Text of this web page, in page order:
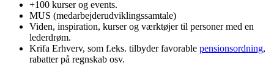
+100 kurser og events.
MUS (medarbejderudviklingssamtale)
Viden, inspiration, kurser og værktøjer til personer med en
lederdrøm.
Krifa Erhverv, som f.eks. tilbyder favorable pensionsordning,
rabatter på regnskab osv.